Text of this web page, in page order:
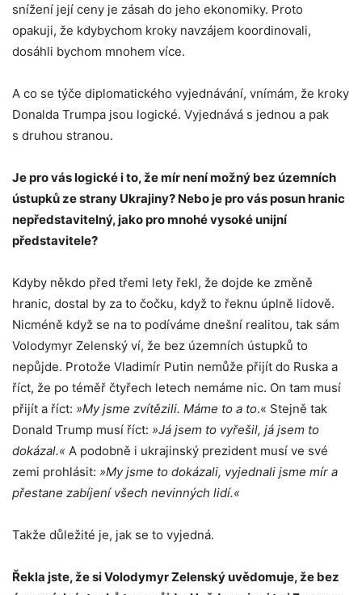
snížení její ceny je zásah do jeho ekonomiky. Proto
opakuji, že kdybychom kroky navzájem koordinovali,
dosáhli bychom mnohem více.
A co se týče diplomatického vyjednávání, vnímám, že kroky
Donalda Trumpa jsou logické. Vyjednává s jednou a pak
s druhou stranou.
Je pro vás logické i to, že mír není možný bez územních
ústupků ze strany Ukrajiny? Nebo je pro vás posun hranic
nepředstavitelný, jako pro mnohé vysoké unijní
představitele?
Kdyby někdo před třemi lety řekl, že dojde ke změně
hranic, dostal by za to čočku, když to řeknu úplně lidově.
Nicméně když se na to podíváme dnešní realitou, tak sám
Volodymyr Zelenský ví, že bez územních ústupků to
nepůjde. Protože Vladimír Putin nemůže přijít do Ruska a
říct, že po téměř čtyřech letech nemáme nic. On tam musí
přijít a říct: »My jsme zvítězili. Máme to a to.« Stejně tak
Donald Trump musí říct: »Já jsem to vyřešil, já jsem to
dokázal.« A podobně i ukrajinský prezident musí ve své
zemi prohlásit: »My jsme to dokázali, vyjednali jsme mír a
přestane zabíjení všech nevinných lidí.«
Takže důležité je, jak se to vyjedná.
Řekla jste, že si Volodymyr Zelenský uvědomuje, že bez